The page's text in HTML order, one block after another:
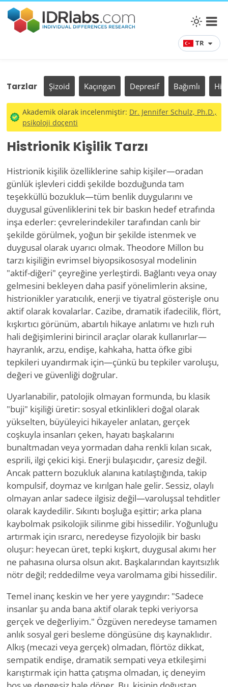
TR
Tarzlar Şizoid Kaçıngan Depresif Bağımlı
Akademik olarak incelenmiştir: Dr. Jennifer Schulz, Ph.D.,
psikoloji doçenti
Histrionik Kişilik Tarzı
Histrionik kişilik özelliklerine sahip kişiler—oradan
günlük işlevleri ciddi şekilde bozduğunda tam
teşekküllü bozukluk—tüm benlik duygularını ve
duygusal güvenliklerini tek bir baskın hedef etrafında
inşa ederler: çevrelerindekiler tarafından canlı bir
şekilde görülmek, yoğun bir şekilde istenmek ve
duygusal olarak uyarıcı olmak. Theodore Millon bu
tarzı kişiliğin evrimsel biyopsikososyal modelinin
"aktif-diğeri" çeyreğine yerleştirdi. Bağlantı veya onay
gelmesini bekleyen daha pasif yönelimlerin aksine,
histrionikler yaratıcılık, enerji ve tiyatral gösterişle onu
aktif olarak kovalarlar. Cazibe, dramatik ifadecilik, flört,
kışkırtıcı görünüm, abartılı hikaye anlatımı ve hızlı ruh
hali değişimlerini birincil araçlar olarak kullanırlar—
hayranlık, arzu, endişe, kahkaha, hatta öfke gibi
tepkileri uyandırmak için—çünkü bu tepkiler varoluşu,
değeri ve güvenliği doğrular.
Uyarlanabilir, patolojik olmayan formunda, bu klasik
"buji" kişiliği üretir: sosyal etkinlikleri doğal olarak
yükselten, büyüleyici hikayeler anlatan, gerçek
coşkuyla insanları çeken, hayatı başkalarını
bunaltmadan veya yormadan daha renkli kılan sıcak,
esprili, ilgi çekici kişi. Enerji bulaşıcıdır, çaresiz değil.
Ancak pattern bozukluk alanına katılaştığında, takip
kompulsif, doymaz ve kırılgan hale gelir. Sessiz, olaylı
olmayan anlar sadece ilgisiz değil—varoluşsal tehditler
olarak kaydedilir. Sıkıntı boşluğa eşittir; arka plana
kaybolmak psikolojik silinme gibi hissedilir. Yoğunluğu
artırmak için ısrarcı, neredeyse fizyolojik bir baskı
oluşur: heyecan üret, tepki kışkırt, duygusal akımı her
ne pahasına olursa olsun akıt. Başkalarından kayıtsızlık
nötr değil; reddedilme veya varolmama gibi hissedilir.
Temel inanç keskin ve her yere yaygındır: "Sadece
insanlar şu anda bana aktif olarak tepki veriyorsa
gerçek ve değerliyim." Özgüven neredeyse tamamen
anlık sosyal geri besleme döngüsüne dış kaynaklıdır.
Alkış (mecazi veya gerçek) olmadan, flörtöz dikkat,
sempatik endişe, dramatik sempati veya etkileşimi
karıştırmak için hatta çatışma olmadan, iç deneyim